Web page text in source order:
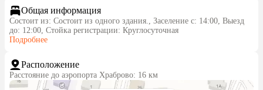
Общая информация
Состоит из: Состоит из одного здания., Заселение с: 14:00, Выезд
до: 12:00, Стойка регистрации: Круглосуточная
Подробнее
Расположение
Расстояние до аэропорта Храброво: 16 км